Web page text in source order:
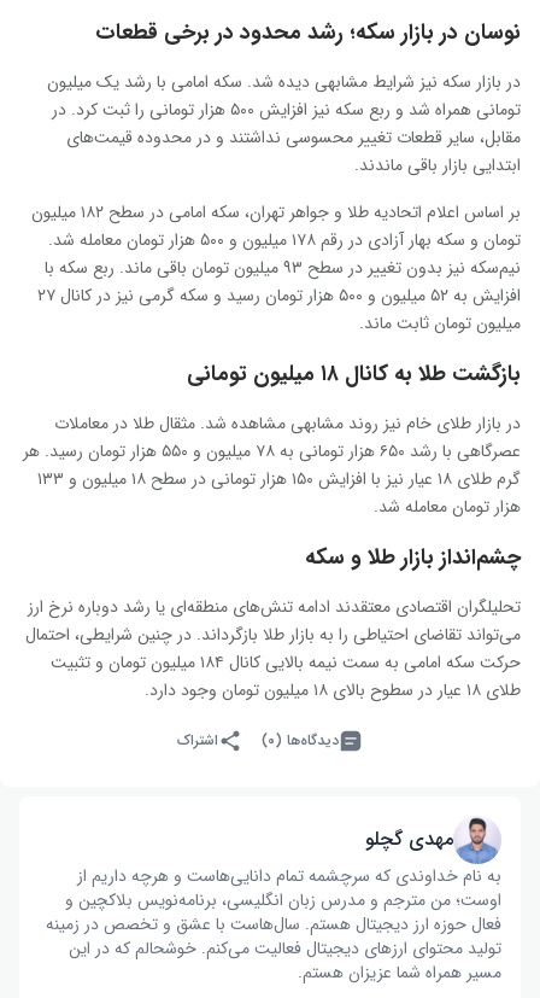
نوسان در بازار سکه؛ رشد محدود در برخی قطعات
در بازار سکه نیز شرایط مشابهی دیده شد. سکه امامی با رشد یک میلیون
تومانی همراه شد و ربع سکه نیز افزایش ۵۰۰ هزار تومانی را ثبت کرد. در
مقابل، سایر قطعات تغییر محسوسی نداشتند و در محدوده قیمت‌های
ابتدایی بازار باقی ماندند.
بر اساس اعلام اتحادیه طلا و جواهر تهران، سکه امامی در سطح ۱۸۲ میلیون
تومان و سکه بهار آزادی در رقم ۱۷۸ میلیون و ۵۰۰ هزار تومان معامله شد.
نیم‌سکه نیز بدون تغییر در سطح ۹۳ میلیون تومان باقی ماند. ربع سکه با
افزایش به ۵۲ میلیون و ۵۰۰ هزار تومان رسید و سکه گرمی نیز در کانال ۲۷
میلیون تومان ثابت ماند.
بازگشت طلا به کانال ۱۸ میلیون تومانی
در بازار طلای خام نیز روند مشابهی مشاهده شد. مثقال طلا در معاملات
عصرگاهی با رشد ۶۵۰ هزار تومانی به ۷۸ میلیون و ۵۵۰ هزار تومان رسید. هر
گرم طلای ۱۸ عیار نیز با افزایش ۱۵۰ هزار تومانی در سطح ۱۸ میلیون و ۱۳۳
هزار تومان معامله شد.
چشم‌انداز بازار طلا و سکه
تحلیلگران اقتصادی معتقدند ادامه تنش‌های منطقه‌ای یا رشد دوباره نرخ ارز
می‌تواند تقاضای احتیاطی را به بازار طلا بازگرداند. در چنین شرایطی، احتمال
حرکت سکه امامی به سمت نیمه بالایی کانال ۱۸۴ میلیون تومان و تثبیت
طلای ۱۸ عیار در سطوح بالای ۱۸ میلیون تومان وجود دارد.
دیدگاه‌ها (۰) اشتراک
مهدی گچلو
به نام خداوندی که سرچشمه تمام دانایی‌هاست و هرچه داریم از
اوست؛ من مترجم و مدرس زبان انگلیسی، برنامه‌نویس بلاکچین و
فعال حوزه ارز دیجیتال هستم. سال‌هاست با عشق و تخصص در زمینه
تولید محتوای ارزهای دیجیتال فعالیت می‌کنم. خوشحالم که در این
مسیر همراه شما عزیزان هستم.